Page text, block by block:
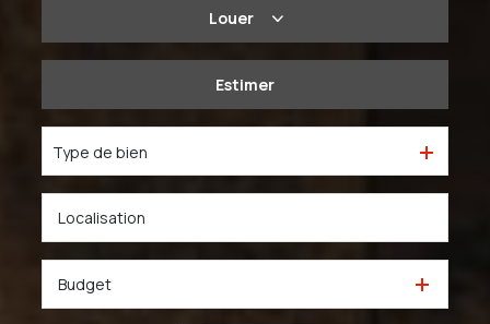
Du neuf
Louer
De l'immo pro
Estimer
Type de bien
Budget